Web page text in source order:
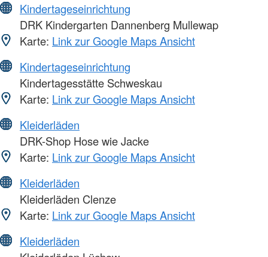
Kindertageseinrichtung
DRK Kindergarten Dannenberg Mullewap
Karte: Link zur Google Maps Ansicht
Kindertageseinrichtung
Kindertagesstätte Schweskau
Karte: Link zur Google Maps Ansicht
Kleiderläden
DRK-Shop Hose wie Jacke
Karte: Link zur Google Maps Ansicht
Kleiderläden
Kleiderläden Clenze
Karte: Link zur Google Maps Ansicht
Kleiderläden